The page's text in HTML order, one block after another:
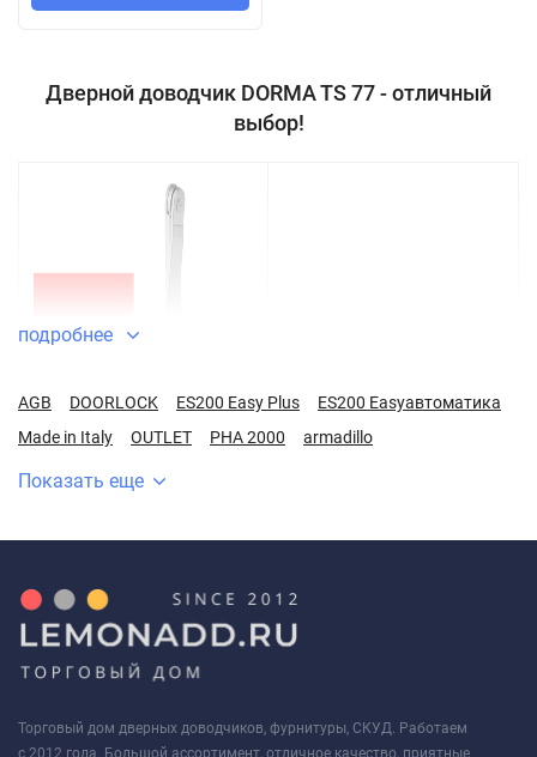
Дверной доводчик DORMA TS 77 - отличный
выбор!
EINS!
*Надежность, качество,
подробнее
AGB DOORLOCK ES200 Easy Plus
ES200 Easyавтоматика
Made in Italy
OUTLET PHA 2000 armadillo
Показать еще
Торговый дом дверных доводчиков, фурнитуры, СКУД. Работаем
с 2012 года. Большой ассортимент, отличное качество, приятные